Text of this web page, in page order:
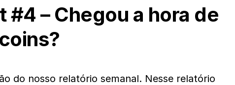
#4 – Chegou a hora de
do nosso relatório semanal. Nesse relatório